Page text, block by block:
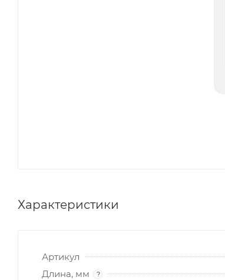
Характеристики
Артикул
Длина, мм
?